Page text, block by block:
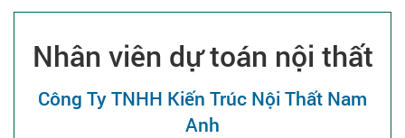
Nhân viên dự toán nội thất
Công Ty TNHH Kiến Trúc Nội Thất Nam
Anh